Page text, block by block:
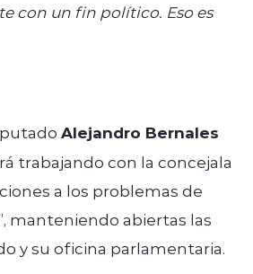
con un fin político. Eso es
Alejandro Bernales
trabajando con la concejala
a los problemas de
manteniendo abiertas las
y su oficina parlamentaria.